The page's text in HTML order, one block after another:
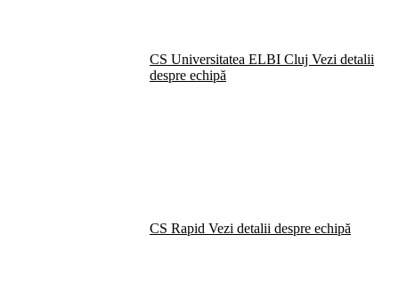
CS Universitatea ELBI Cluj Vezi detalii
despre echipă
CS Rapid Vezi detalii despre echipă